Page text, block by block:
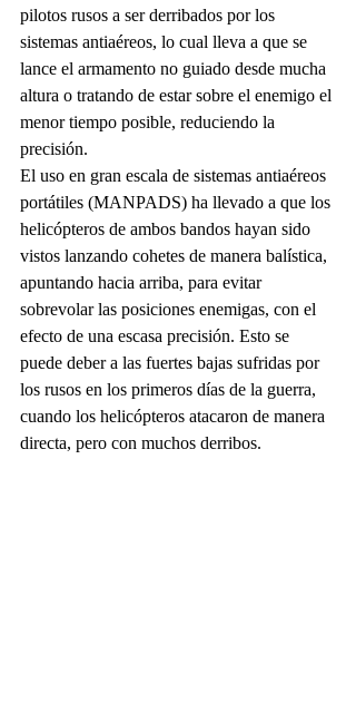
pilotos rusos a ser derribados por los
sistemas antiaéreos, lo cual lleva a que se
lance el armamento no guiado desde mucha
altura o tratando de estar sobre el enemigo el
menor tiempo posible, reduciendo la
precisión.
El uso en gran escala de sistemas antiaéreos
portátiles (MANPADS) ha llevado a que los
helicópteros de ambos bandos hayan sido
vistos lanzando cohetes de manera balística,
apuntando hacia arriba, para evitar
sobrevolar las posiciones enemigas, con el
efecto de una escasa precisión. Esto se
puede deber a las fuertes bajas sufridas por
los rusos en los primeros días de la guerra,
cuando los helicópteros atacaron de manera
directa, pero con muchos derribos.